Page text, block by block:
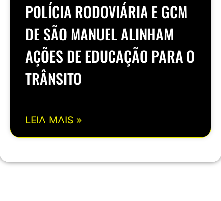
POLÍCIA RODOVIÁRIA E GCM
DE SÃO MANUEL ALINHAM
AÇÕES DE EDUCAÇÃO PARA O
TRÂNSITO
LEIA MAIS »